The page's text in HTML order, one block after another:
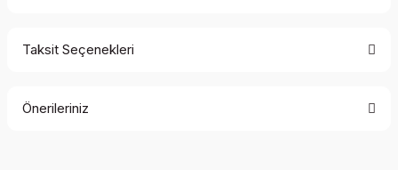
Taksit Seçenekleri
Önerileriniz